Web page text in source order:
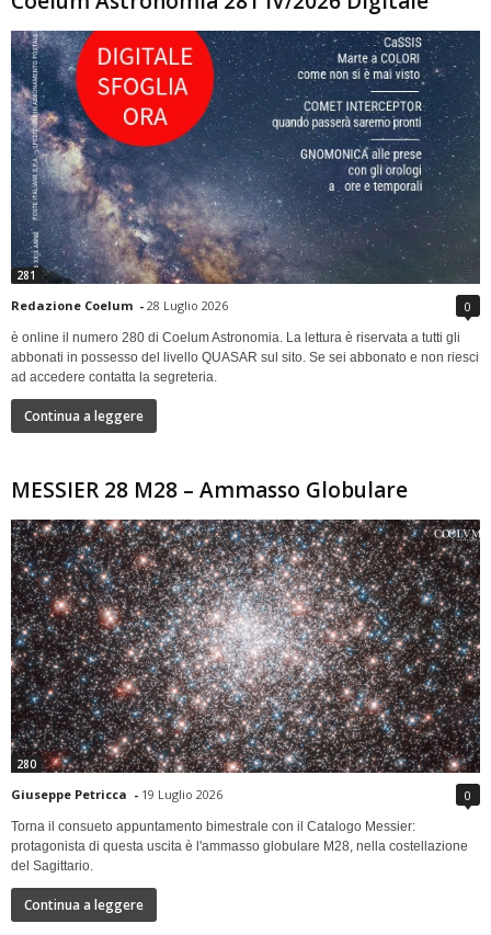
281
Redazione Coelum - 28 Luglio 2026 0
è online il numero 280 di Coelum Astronomia. La lettura è riservata a tutti gli
abbonati in possesso del livello QUASAR sul sito. Se sei abbonato e non riesci
ad accedere contatta la segreteria.
Continua a leggere
MESSIER 28 M28 – Ammasso Globulare
280
Giuseppe Petricca - 19 Luglio 2026 0
Torna il consueto appuntamento bimestrale con il Catalogo Messier:
protagonista di questa uscita è l'ammasso globulare M28, nella costellazione
del Sagittario.
Continua a leggere